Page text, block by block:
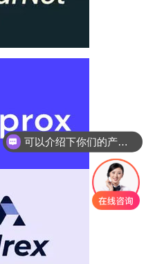
你们是怎么收费的呢